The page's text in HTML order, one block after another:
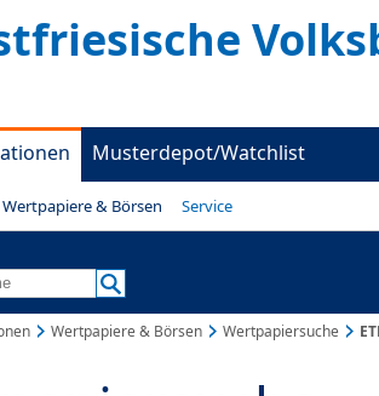
Musterdepot/Watchlist
Wertpapiere & Börsen Service
Wertpapiere & Börsen Wertpapiersuche